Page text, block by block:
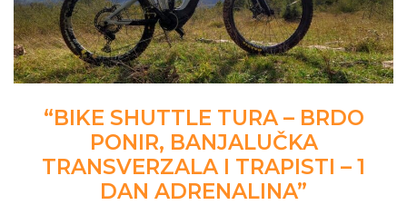
“BIKE SHUTTLE TURA – BRDO
PONIR, BANJALUČKA
TRANSVERZALA I TRAPISTI – 1
DAN ADRENALINA”